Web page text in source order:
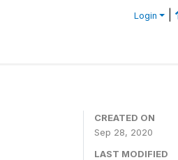
Login
CREATED ON
Sep 28, 2020
LAST MODIFIED